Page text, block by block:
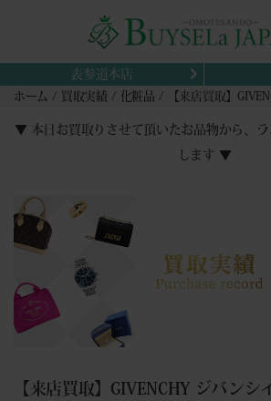
表参道本店
ホーム 買取実績 化粧品
▼ 本日お買取りさせて頂いたお品物から、
します ▼
【来店買取】GIVENCHY ジバンシ